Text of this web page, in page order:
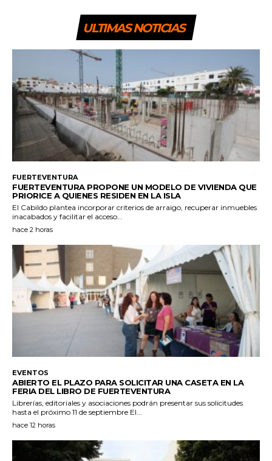
ULTIMAS NOTICIAS
FUERTEVENTURA
FUERTEVENTURA PROPONE UN MODELO DE VIVIENDA QUE
PRIORICE A QUIENES RESIDEN EN LA ISLA
El Cabildo plantea incorporar criterios de arraigo, recuperar inmuebles
inacabados y facilitar el acceso...
hace 2 horas
EVENTOS
ABIERTO EL PLAZO PARA SOLICITAR UNA CASETA EN LA
FERIA DEL LIBRO DE FUERTEVENTURA
Librerías, editoriales y asociaciones podrán presentar sus solicitudes
hasta el próximo 11 de septiembre El...
hace 12 horas